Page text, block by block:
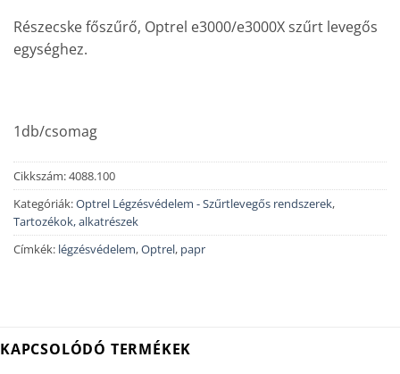
Részecske főszűrő, Optrel e3000/e3000X szűrt levegős
egységhez.
1db/csomag
Cikkszám:4088.100
Kategóriák:Optrel Légzésvédelem - Szűrtlevegős rendszerek,
Tartozékok, alkatrészek
Címkék: légzésvédelem,Optrel, papr
KAPCSOLÓDÓ TERMÉKEK